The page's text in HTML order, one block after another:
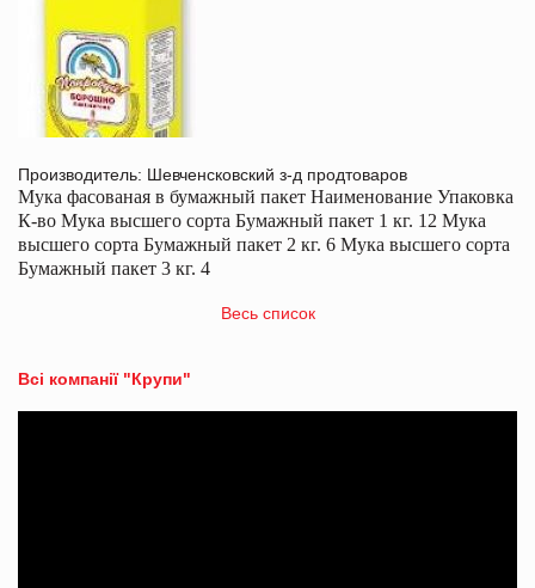
Производитель: Шевченсковский з-д продтоваров
Мука фасованая в бумажный пакет Наименование Упаковка
К-во Мука высшего сорта Бумажный пакет 1 кг. 12 Мука
высшего сорта Бумажный пакет 2 кг. 6 Мука высшего сорта
Бумажный пакет 3 кг. 4
Весь список
Всі компанії "Крупи"